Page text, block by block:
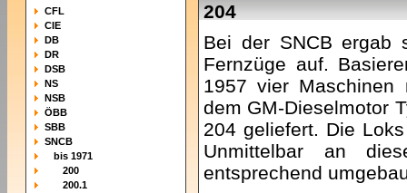
CFL
CIE
DB
DR
DSB
NS
NSB
ÖBB
SBB
SNCB
bis 1971
200
200.1
204
Bei der SNCB ergab
Fernzüge auf.
1957 vier Maschinen
dem GM-Dieselmotor
204 geliefert. Die
Unmittelbar an
entsprechend